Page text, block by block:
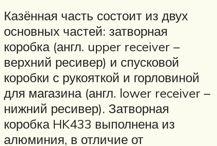
Казённая часть состоит из двух
основных частей: затворная
коробка (англ. upper receiver –
верхний ресивер) и спусковой
коробки с рукояткой и горловиной
для магазина (англ. lower receiver –
нижний ресивер). Затворная
коробка HK433 выполнена из
алюминия, в отличие от